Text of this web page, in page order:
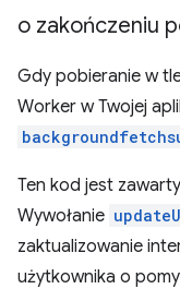
o zakończeniu
Gdy pobieranie w
Worker w Twojej
Ten kod jest
Wywołanie
zaktualizowanie
użytkownika o